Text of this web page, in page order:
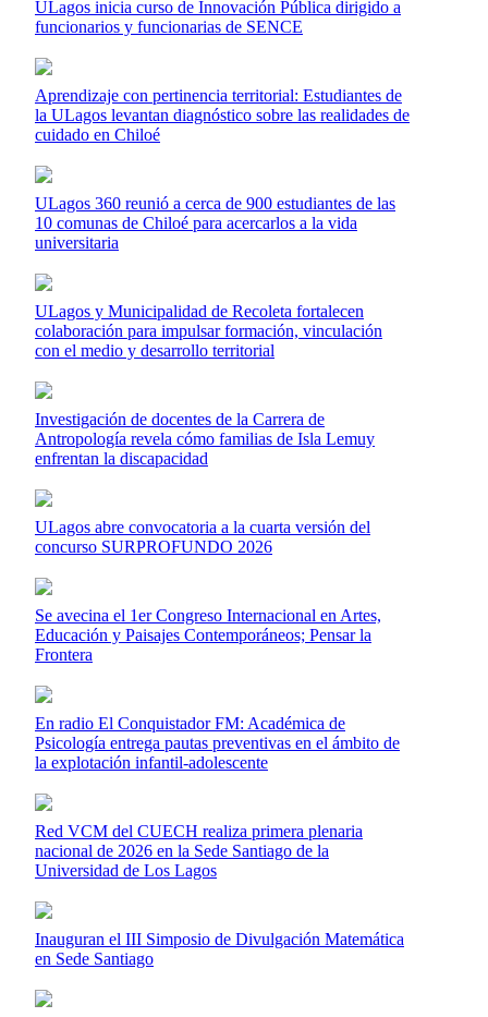
ULagos inicia curso de Innovación Pública dirigido a
funcionarios y funcionarias de SENCE
Aprendizaje con pertinencia territorial: Estudiantes de
la ULagos levantan diagnóstico sobre las realidades de
cuidado en Chiloé
ULagos 360 reunió a cerca de 900 estudiantes de las
10 comunas de Chiloé para acercarlos a la vida
universitaria
ULagos y Municipalidad de Recoleta fortalecen
colaboración para impulsar formación, vinculación
con el medio y desarrollo territorial
Investigación de docentes de la Carrera de
Antropología revela cómo familias de Isla Lemuy
enfrentan la discapacidad
ULagos abre convocatoria a la cuarta versión del
concurso SURPROFUNDO 2026
Se avecina el 1er Congreso Internacional en Artes,
Educación y Paisajes Contemporáneos; Pensar la
Frontera
En radio El Conquistador FM: Académica de
Psicología entrega pautas preventivas en el ámbito de
la explotación infantil-adolescente
Red VCM del CUECH realiza primera plenaria
nacional de 2026 en la Sede Santiago de la
Universidad de Los Lagos
Inauguran el III Simposio de Divulgación Matemática
en Sede Santiago